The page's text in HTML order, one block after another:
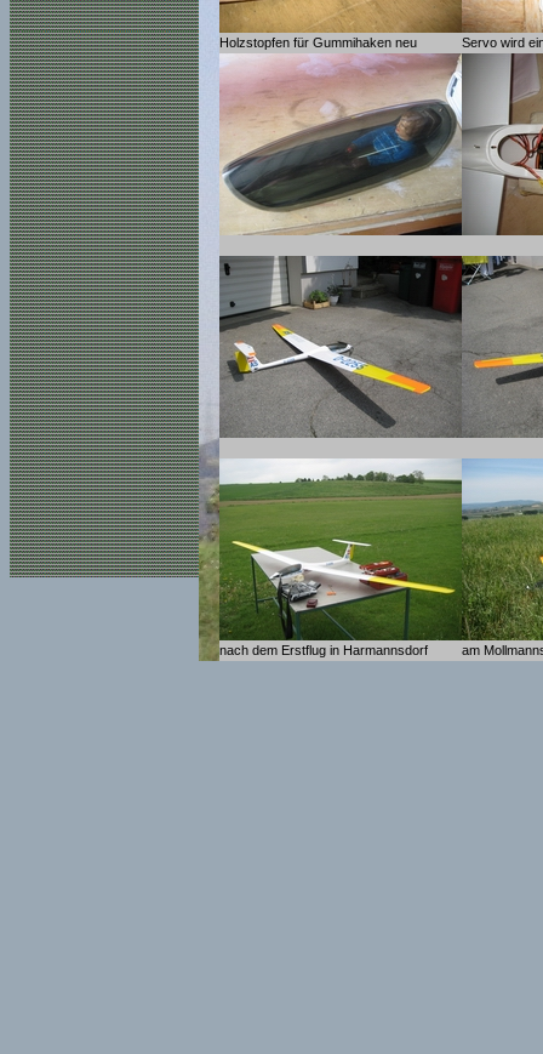
Holzstopfen für Gummihaken neu Servo wird
nach dem Erstflug in Harmannsdorf am